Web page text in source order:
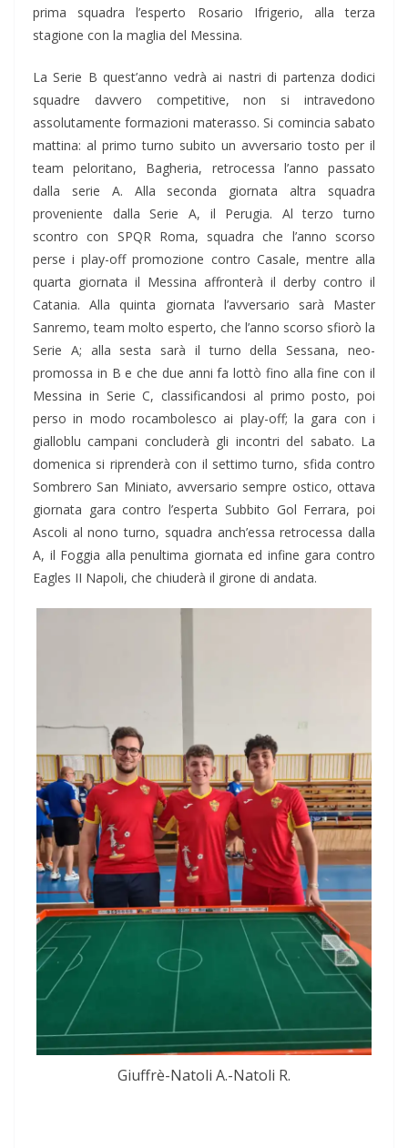
prima squadra l’esperto Rosario Ifrigerio, alla terza
stagione con la maglia del Messina.
La Serie B quest’anno vedrà ai nastri di partenza dodici
squadre davvero competitive, non si intravedono
assolutamente formazioni materasso. Si comincia sabato
mattina: al primo turno subito un avversario tosto per il
team peloritano, Bagheria, retrocessa l’anno passato
dalla serie A. Alla seconda giornata altra squadra
proveniente dalla Serie A, il Perugia. Al terzo turno
scontro con SPQR Roma, squadra che l’anno scorso
perse i play-off promozione contro Casale, mentre alla
quarta giornata il Messina affronterà il derby contro il
Catania. Alla quinta giornata l’avversario sarà Master
Sanremo, team molto esperto, che l’anno scorso sfiorò la
Serie A; alla sesta sarà il turno della Sessana, neo-
promossa in B e che due anni fa lottò fino alla fine con il
Messina in Serie C, classificandosi al primo posto, poi
perso in modo rocambolesco ai play-off; la gara con i
gialloblu campani concluderà gli incontri del sabato. La
domenica si riprenderà con il settimo turno, sfida contro
Sombrero San Miniato, avversario sempre ostico, ottava
giornata gara contro l’esperta Subbito Gol Ferrara, poi
Ascoli al nono turno, squadra anch’essa retrocessa dalla
A, il Foggia alla penultima giornata ed infine gara contro
Eagles II Napoli, che chiuderà il girone di andata.
Giuffrè-Natoli A.-Natoli R.